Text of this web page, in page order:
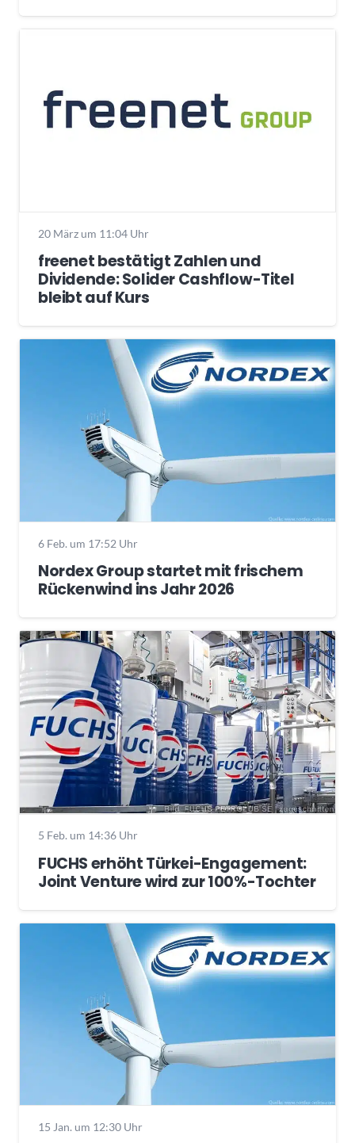
20 März um 11:04 Uhr
freenet bestätigt Zahlen und
Dividende: Solider Cashflow-Titel
bleibt auf Kurs
6 Feb. um 17:52 Uhr
Nordex Group startet mit frischem
Rückenwind ins Jahr 2026
5 Feb. um 14:36 Uhr
FUCHS erhöht Türkei-Engagement:
Joint Venture wird zur 100%-Tochter
15 Jan. um 12:30 Uhr